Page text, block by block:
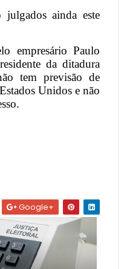
ainda este
empresário Paulo
da ditadura
tem previsão de
Unidos e não
Google+